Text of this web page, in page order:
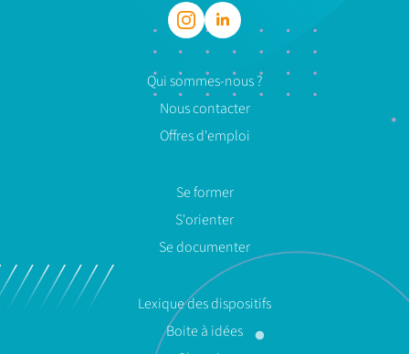
Qui sommes-nous ?
Nous contacter
Offres d'emploi
Se former
S'orienter
Se documenter
Lexique des dispositifs
Boite à idées